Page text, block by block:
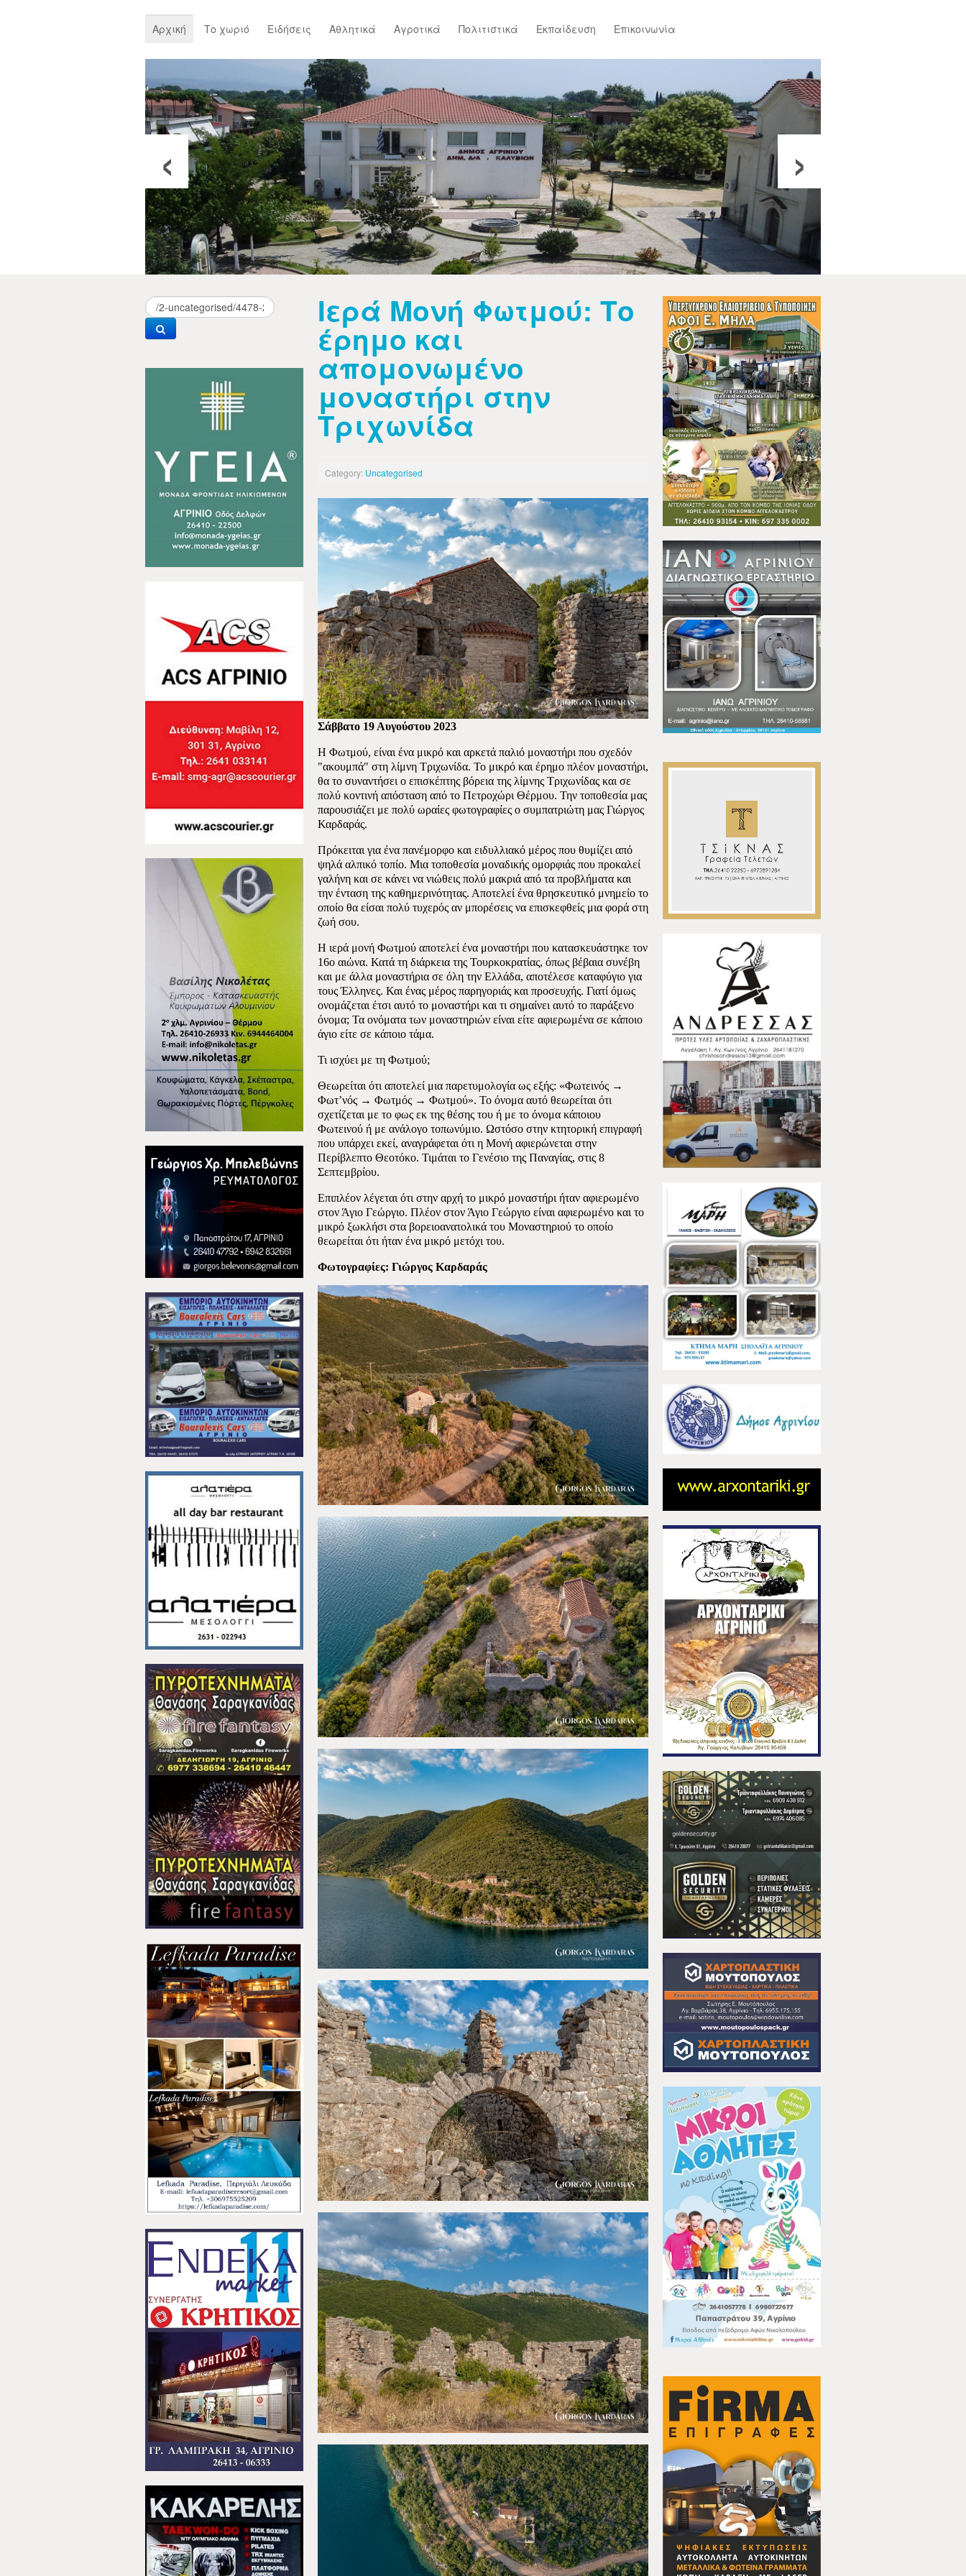
Αρχική Το χωριό Ειδήσεις Αθλητικά Αγροτικά Πολιτιστικά Εκπαίδευση Επικοινωνία
‹ ›
Ιερά Μονή Φωτμού: Το
έρημο και
απομονωμένο
μοναστήρι στην
Τριχωνίδα
Category: Uncategorised
Σάββατο 19 Αυγούστου 2023
Η Φωτμού, είναι ένα μικρό και αρκετά παλιό μοναστήρι που σχεδόν
"ακουμπά" στη λίμνη Τριχωνίδα. Το μικρό και έρημο πλέον μοναστήρι,
θα το συναντήσει ο επισκέπτης βόρεια της λίμνης Τριχωνίδας και σε
πολύ κοντινή απόσταση από το Πετροχώρι Θέρμου. Την τοποθεσία μας
παρουσιάζει με πολύ ωραίες φωτογραφίες ο συμπατριώτη μας Γιώργος
Καρδαράς.
Πρόκειται για ένα πανέμορφο και ειδυλλιακό μέρος που θυμίζει από
ψηλά αλπικό τοπίο. Μια τοποθεσία μοναδικής ομορφιάς που προκαλεί
γαλήνη και σε κάνει να νιώθεις πολύ μακριά από τα προβλήματα και
την ένταση της καθημερινότητας. Αποτελεί ένα θρησκευτικό μνημείο το
οποίο θα είσαι πολύ τυχερός αν μπορέσεις να επισκεφθείς μια φορά στη
ζωή σου.
Η ιερά μονή Φωτμού αποτελεί ένα μοναστήρι που κατασκευάστηκε τον
16ο αιώνα. Κατά τη διάρκεια της Τουρκοκρατίας, όπως βέβαια συνέβη
και με άλλα μοναστήρια σε όλη την Ελλάδα, αποτέλεσε καταφύγιο για
τους Έλληνες. Και ένας μέρος παρηγοριάς και προσευχής. Γιατί όμως
ονομάζεται έτσι αυτό το μοναστήρι και τι σημαίνει αυτό το παράξενο
όνομα; Τα ονόματα των μοναστηριών είναι είτε αφιερωμένα σε κάποιο
άγιο είτε σε κάποιο τάμα.
Τι ισχύει με τη Φωτμού;
Θεωρείται ότι αποτελεί μια παρετυμολογία ως εξής: «Φωτεινός →
Φωτ’νός → Φωτμός → Φωτμού». Το όνομα αυτό θεωρείται ότι
σχετίζεται με το φως εκ της θέσης του ή με το όνομα κάποιου
Φωτεινού ή με ανάλογο τοπωνύμιο. Ωστόσο στην κτητορική επιγραφή
που υπάρχει εκεί, αναγράφεται ότι η Μονή αφιερώνεται στην
Περίβλεπτο Θεοτόκο. Τιμάται το Γενέσιο της Παναγίας, στις 8
Σεπτεμβρίου.
Επιπλέον λέγεται ότι στην αρχή το μικρό μοναστήρι ήταν αφιερωμένο
στον Άγιο Γεώργιο. Πλέον στον Άγιο Γεώργιο είναι αφιερωμένο και το
μικρό ξωκλήσι στα βορειοανατολικά του Μοναστηριού το οποίο
θεωρείται ότι ήταν ένα μικρό μετόχι του.
Φωτογραφίες: Γιώργος Καρδαράς